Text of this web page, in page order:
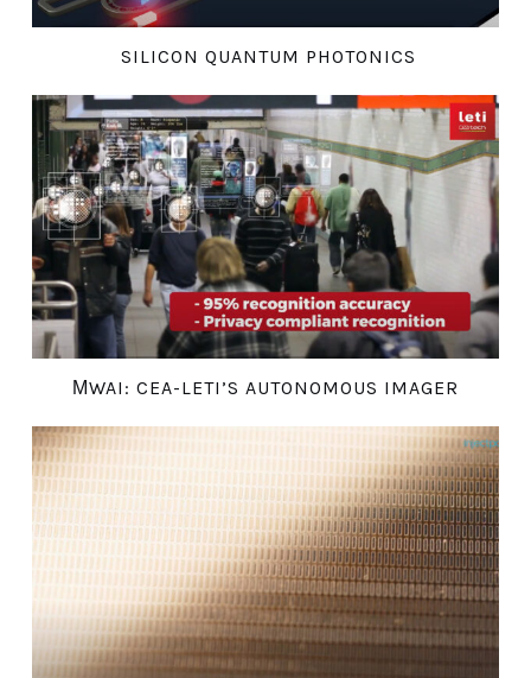
SILICON QUANTUM PHOTONICS
ΜWAI: CEA-LETI’S AUTONOMOUS IMAGER